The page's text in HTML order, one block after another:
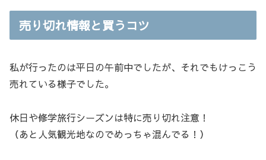
売り切れ情報と買うコツ
私が行ったのは平日の午前中でしたが、それでもけっこう
売れている様子でした。
休日や修学旅行シーズンは特に売り切れ注意！
（あと人気観光地なのでめっちゃ混んでる！）